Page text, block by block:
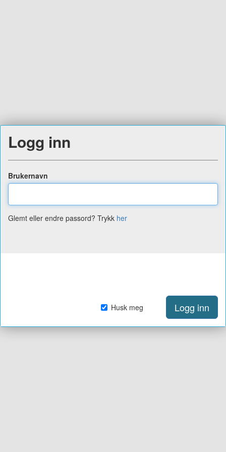
Logg inn
Brukernavn
Glemt eller endre passord? Trykk her
Husk meg Logg inn